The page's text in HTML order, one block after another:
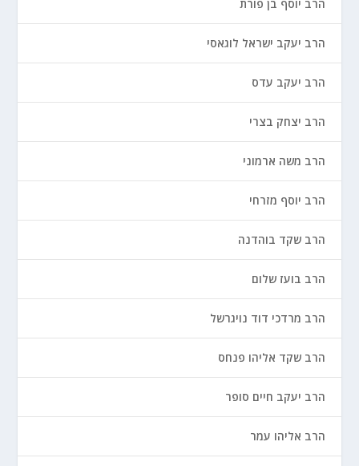
הרב יוסף בן פורת
הרב יעקב ישראל לוגאסי
הרב יעקב עדס
הרב יצחק בצרי
הרב משה ארמוני
הרב יוסף מזרחי
הרב שקד בוהדנה
הרב בועז שלום
הרב מרדכי דוד נויגרשל
הרב שקד אליהו פנחס
הרב יעקב חיים סופר
הרב אליהו עמר